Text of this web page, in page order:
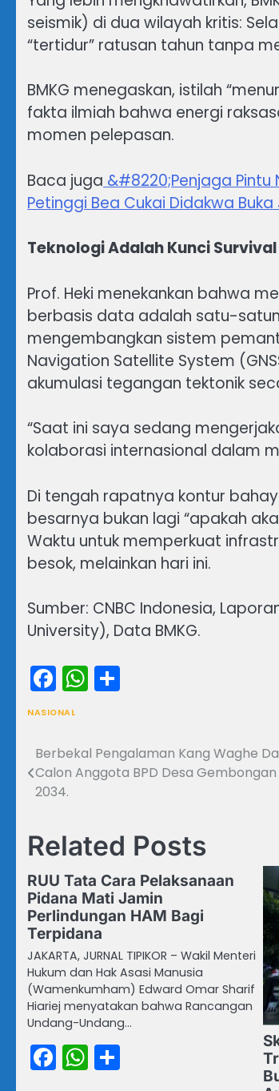
seismik) di dua wilayah kritis:
“tertidur” ratusan tahun tanpa
BMKG menegaskan, istilah
fakta ilmiah bahwa energi
momen pelepasan.
Baca juga &#8220;Penjaga Pintu
Petinggi Bea Cukai Didakwa
Teknologi Adalah Kunci Survival
Prof. Heki menekankan bahwa
berbasis data adalah satu-
mengembangkan sistem
Navigation Satellite System
akumulasi tegangan tektonik
“Saat ini saya sedang
kolaborasi internasional dalam
Di tengah rapatnya kontur
besarnya bukan lagi “apakah
Waktu untuk memperkuat
besok, melainkan hari ini.
Sumber: CNBC Indonesia,
University), Data BMKG.
Facebook
WhatsApp
NASIONAL
Navigasi
pos
Berbekal Pengalaman Kang Waghe
Calon Anggota BPD Desa
2034.
Related Posts
RUU Tata Cara Pelaksanaan
Pidana Mati Jamin
Perlindungan HAM Bagi
Terpidana
JAKARTA, JURNAL TIPIKOR – Wakil Menteri
Hukum dan Hak Asasi Manusia
(Wamenkumham) Edward Omar Sharif
Hiariej menyatakan bahwa Rancangan
Undang-Undang…
Facebook
WhatsApp